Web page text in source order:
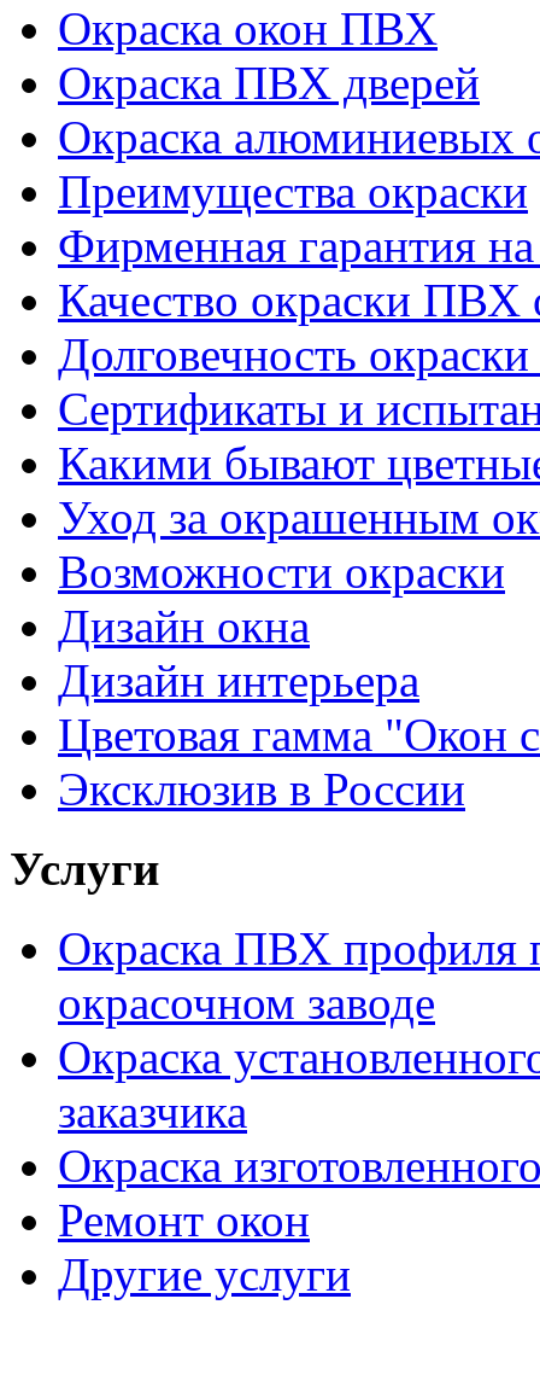
Окраска окон ПВХ
Окраска ПВХ дверей
Окраска алюминиевых
Преимущества окраски
Фирменная гарантия
Качество окраски ПВХ
Долговечность
Сертификаты и
Какими бывают
Уход за окрашенным
Возможности окраски
Дизайн окна
Дизайн интерьера
Цветовая гамма "Окон
Эксклюзив в России
Услуги
Окраска ПВХ профиля
окрасочном заводе
Окраска
заказчика
Окраска
Ремонт окон
Другие услуги